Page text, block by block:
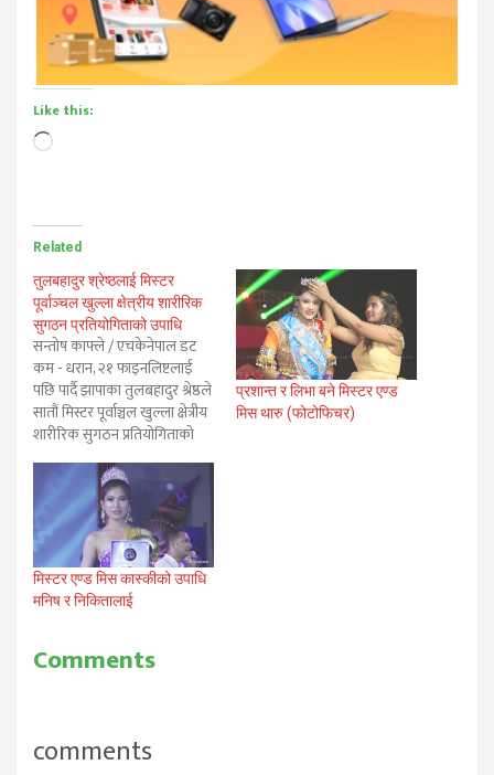
Like this:
Loading…
Related
तुलबहादुर श्रेष्ठलाई मिस्टर
पूर्वाञ्चल खुल्ला क्षेत्रीय शारीरिक
सुगठन प्रतियोगिताको उपाधि
सन्तोष काफ्ले / एचकेनेपाल डट
कम - धरान, २१ फाइनलिष्टलाई
पछि पार्दै झापाका तुलबहादुर श्रेष्ठले
सातौं मिस्टर पूर्वाञ्चल खुल्ला क्षेत्रीय
शारीरिक सुगठन प्रतियोगिताको
सभागृहमा सम्पन्न प्रतियोगितामा
ओभरअल राउण्डमा प्रथम हुदै
शनिश्चरेस्थित ब्रदर एण्ड सिस्टर
जिमका तुलबहादुर श्रेष्ठ मिस्टर
पूर्वाञ्चल घोषित भएका हुन्। ७०
केजी…
प्रशान्त र लिभा बने मिस्टर एण्ड
मिस थारु (फोटोफिचर)
मिस्टर एण्ड मिस कास्कीको उपाधि
मनिष र निकितालाई
Comments
comments